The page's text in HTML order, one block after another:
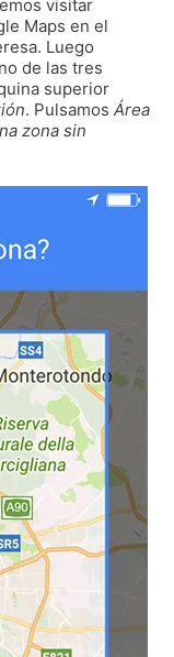
visitar
Maps en el
Luego
de las tres
superior
. Pulsamos Área
zona sin